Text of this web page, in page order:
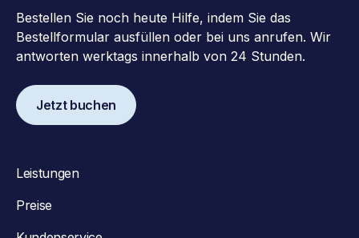
Bestellen Sie noch heute Hilfe, indem Sie das
Bestellformular ausfüllen oder bei uns anrufen. Wir
antworten werktags innerhalb von 24 Stunden.
Jetzt buchen
Leistungen
Preise